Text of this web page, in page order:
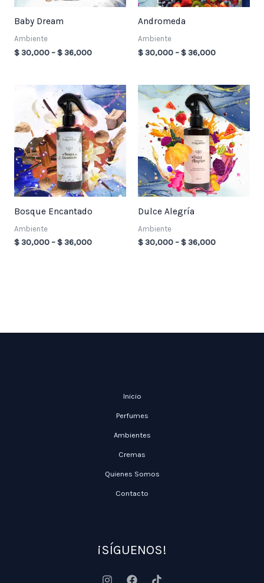
Baby Dream
Ambiente
$30,000 –$36,000
Andromeda
Ambiente
$30,000 –$36,000
Bosque Encantado
Ambiente
$30,000 –$36,000
Price
range:
$ 30,000
through
$ 36,000
Dulce Alegría
Ambiente
$30,000 –$36,000
Price
range:
$ 30,000
through
$ 36,000
Inicio
Perfumes
Ambientes
Cremas
Quienes Somos
Contacto
¡SÍGUENOS!